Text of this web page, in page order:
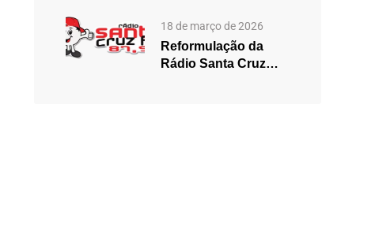
edição especial do…
18 de março de 2026
Reformulação da
Rádio Santa Cruz